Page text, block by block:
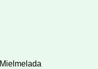
Mielmelada